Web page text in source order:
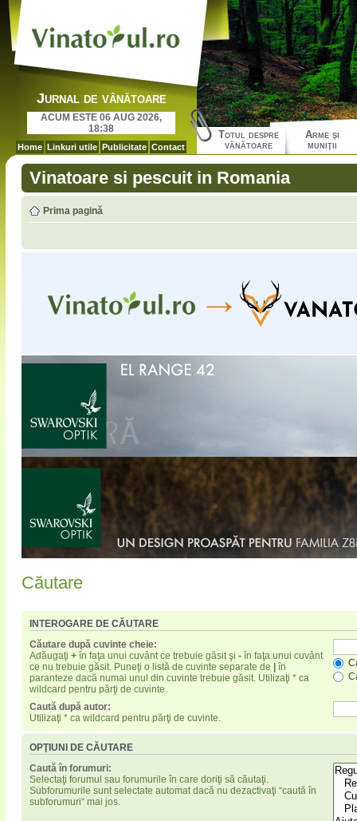
Jurnal de vânătoare
ACUM ESTE 06 AUG 2026,
18:38
Home Linkuri utile Publicitate Contact
Totul despre
vânătoare
Arme şi
muniţii
Vinatoare si pescuit in Romania
Prima pagină
Căutare
INTEROGARE DE CĂUTARE
Căutare după cuvinte cheie:
Adăugaţi + în faţa unui cuvânt ce trebuie găsit şi - în faţa unui cuvânt
ce nu trebuie găsit. Puneţi o listă de cuvinte separate de
în
paranteze dacă numai unul din cuvinte trebuie găsit. Utilizaţi * ca
wildcard pentru părţi de cuvinte.
Caută după autor:
Utilizaţi * ca wildcard pentru părţi de cuvinte.
OPŢIUNI DE CĂUTARE
Caută în forumuri:
Selectaţi forumul sau forumurile în care doriţi să căutaţi.
Subforumurile sunt selectate automat dacă nu dezactivaţi “caută în
subforumuri“ mai jos.